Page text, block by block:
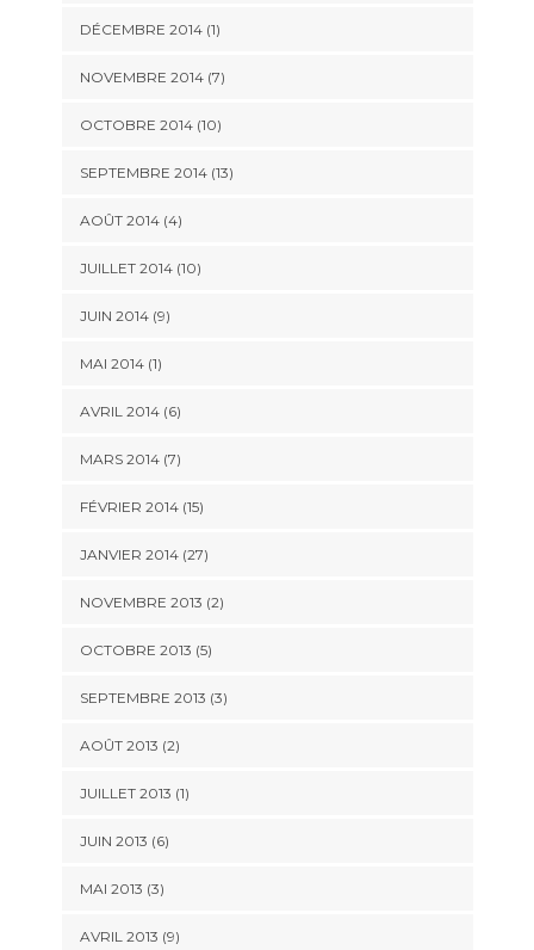
DÉCEMBRE 2014 (1)
NOVEMBRE 2014 (7)
OCTOBRE 2014 (10)
SEPTEMBRE 2014 (13)
AOÛT 2014 (4)
JUILLET 2014 (10)
JUIN 2014 (9)
MAI 2014 (1)
AVRIL 2014 (6)
MARS 2014 (7)
FÉVRIER 2014 (15)
JANVIER 2014 (27)
NOVEMBRE 2013 (2)
OCTOBRE 2013 (5)
SEPTEMBRE 2013 (3)
AOÛT 2013 (2)
JUILLET 2013 (1)
JUIN 2013 (6)
MAI 2013 (3)
AVRIL 2013 (9)